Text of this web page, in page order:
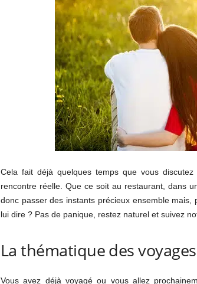
Cela fait déjà quelques temps que vous
rencontre réelle. Que ce soit au restaurant, dans
donc passer des instants précieux ensemble
lui dire ? Pas de panique, restez naturel et suivez
La thématique des voyages
Vous avez déjà voyagé ou vous allez